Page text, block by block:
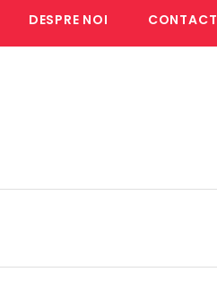
DESPRE NOI CONTACT